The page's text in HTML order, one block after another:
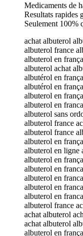
Medicaments de
Resultats rapides
Seulement 100%
achat albuterol
albuterol france
albuterol en
albuterol achat
albutérol en
albutérol en
albuterol en
albuterol en
albuterol sans
albuterol france
albuterol france
albuterol en
albuterol en ligne
albuterol en
albuterol en
albuterol en
albuterol en
albuterol en
albuterol france
achat albuterol
achat albuterol
albuterol en